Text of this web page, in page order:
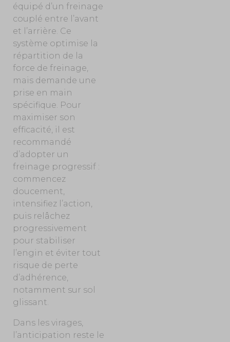
équipé d’un freinage
couplé entre l’avant
et l’arrière. Ce
système optimise la
répartition de la
force de freinage,
mais demande une
prise en main
spécifique. Pour
maximiser son
efficacité, il est
recommandé
d’adopter un
freinage progressif :
commencez
doucement,
intensifiez l’action,
puis relâchez
progressivement
pour stabiliser
l’engin et éviter tout
risque de perte
d’adhérence,
notamment sur sol
glissant.
Dans les virages,
l’anticipation reste le